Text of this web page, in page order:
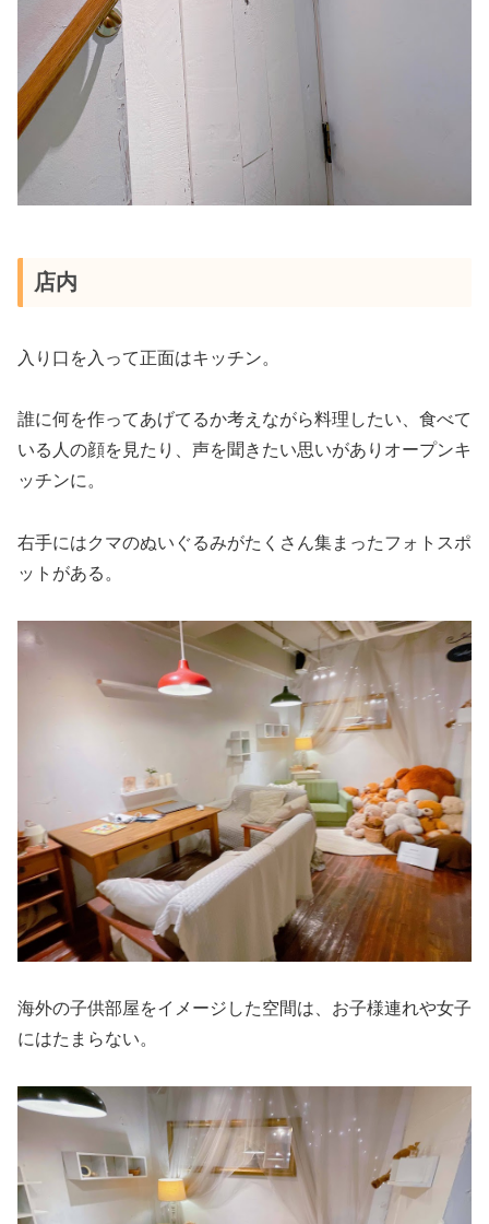
店内
入り口を入って正面はキッチン。
誰に何を作ってあげてるか考えながら料理したい、食べて
いる人の顔を見たり、声を聞きたい思いがありオープンキ
ッチンに。
右手にはクマのぬいぐるみがたくさん集まったフォトスポ
ットがある。
海外の子供部屋をイメージした空間は、お子様連れや女子
にはたまらない。